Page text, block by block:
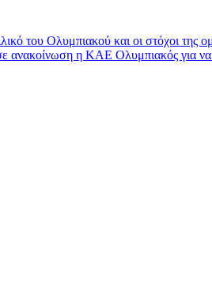
του Ολυμπιακού και οι στόχοι της
ανακοίνωση η ΚΑΕ Ολυμπιακός για να